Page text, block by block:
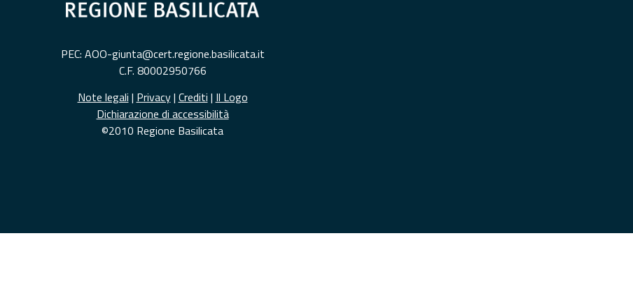
PEC: AOO-giunta@cert.regione.basilicata.it
C.F. 80002950766
Note legali | Privacy| Crediti | Il Logo
Dichiarazione di accessibilità
©2010 Regione Basilicata